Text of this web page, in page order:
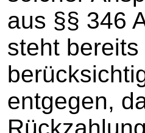
aus §§ 346
steht
entgegen,